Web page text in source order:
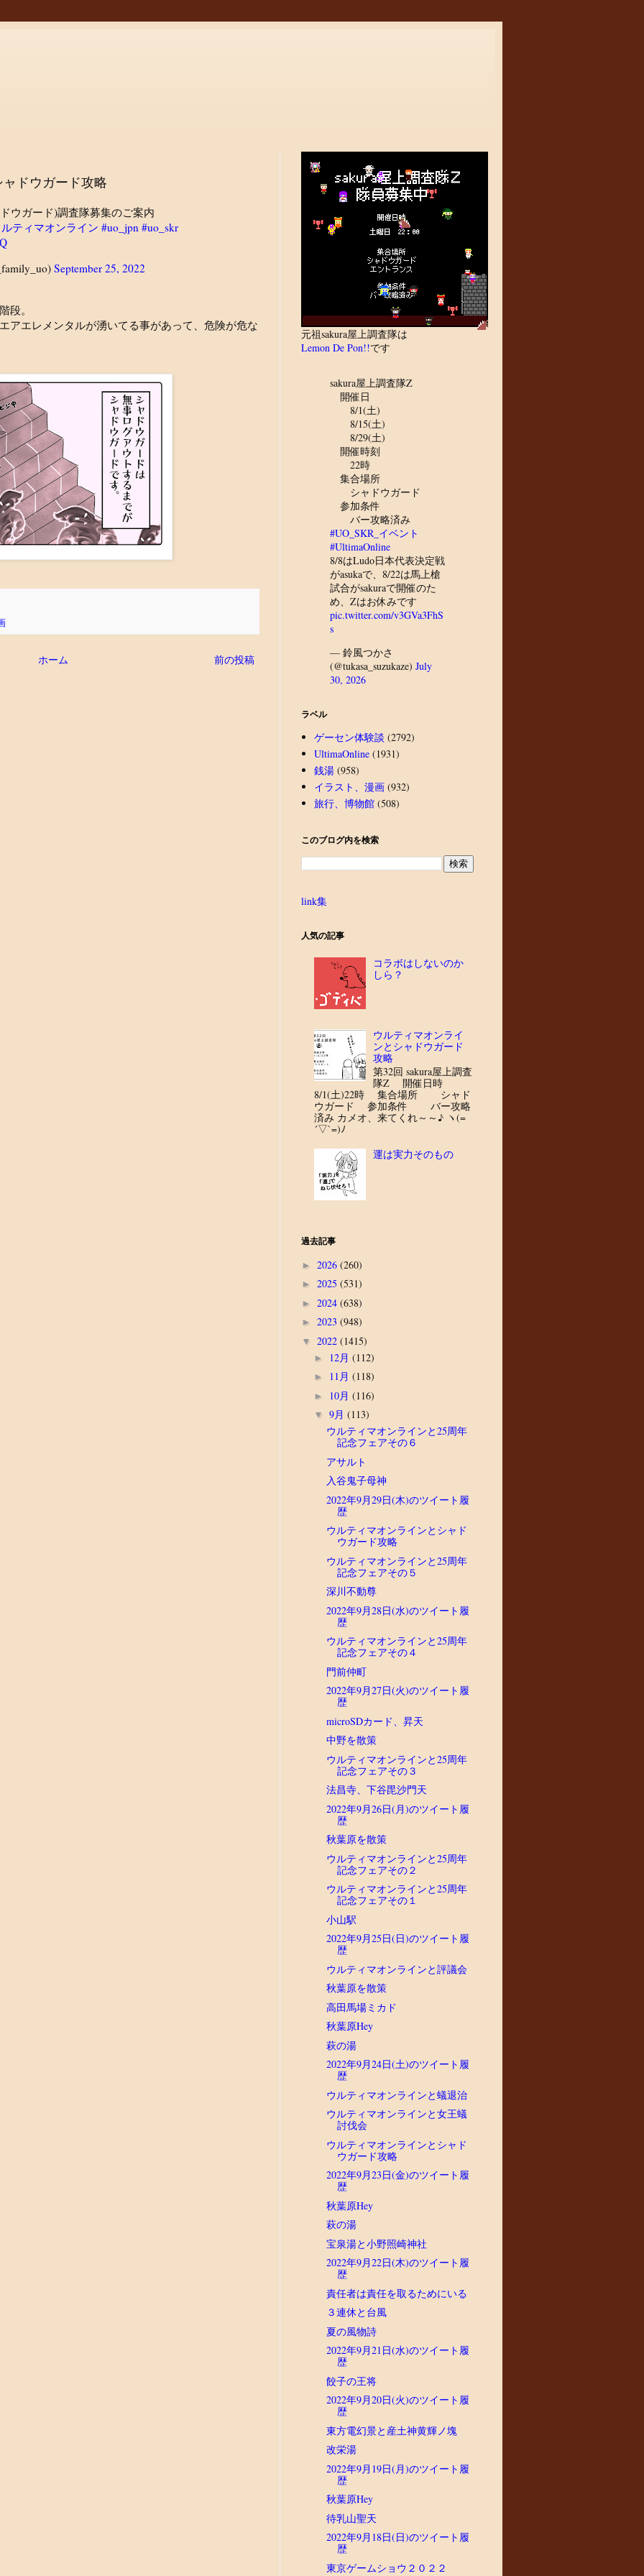
ドウガード攻略
ウガード)調査隊募集のご案内
ティマオンライン #uo_jpn #uo_skr
September 25, 2022
段。
アエレメンタルが湧いてる事があって、危険が危な
前の投稿
ホーム
元祖sakura屋上調査隊は
Lemon De Pon!!です
sakura屋上調査隊Z
開催日
8/1(土)
8/15(土)
8/29(土)
開催時刻
22時
集合場所
シャドウガード
参加条件
バー攻略済み
#UO_SKR_イベント
#UltimaOnline
8/8はLudo日本代表決定戦
がasukaで、8/22は馬上槍
試合がsakuraで開催のた
め、Zはお休みです
pic.twitter.com/v3GVa3FhS
s
— 鈴風つかさ
(@tukasa_suzukaze) July
30, 2026
ラベル
ゲーセン体験談 (2792)
UltimaOnline (1931)
銭湯 (958)
イラスト、漫画 (932)
旅行、博物館 (508)
このブログ内を検索
link集
人気の記事
コラボはしないのか
しら？
ウルティマオンライ
ンとシャドウガード
攻略
第32回 sakura屋上調査
隊Z 開催日時
8/1(土)22時 集合場所 シャド
ウガード 参加条件 バー攻略
済み カメオ、来てくれ～～♪ ヽ(=
´▽`=)ﾉ
運は実力そのもの
過去記事
► 2026 (260)
► 2025 (531)
► 2024 (638)
► 2023 (948)
▼ 2022 (1415)
► 12月 (112)
► 11月 (118)
► 10月 (116)
▼ 9月 (113)
ウルティマオンラインと25周年
記念フェアその６
アサルト
入谷鬼子母神
2022年9月29日(木)のツイート履
歴
ウルティマオンラインとシャド
ウガード攻略
ウルティマオンラインと25周年
記念フェアその５
深川不動尊
2022年9月28日(水)のツイート履
歴
ウルティマオンラインと25周年
記念フェアその４
門前仲町
2022年9月27日(火)のツイート履
歴
microSDカード、昇天
中野を散策
ウルティマオンラインと25周年
記念フェアその３
法昌寺、下谷毘沙門天
2022年9月26日(月)のツイート履
歴
秋葉原を散策
ウルティマオンラインと25周年
記念フェアその２
ウルティマオンラインと25周年
記念フェアその１
小山駅
2022年9月25日(日)のツイート履
歴
ウルティマオンラインと評議会
秋葉原を散策
高田馬場ミカド
秋葉原Hey
萩の湯
2022年9月24日(土)のツイート履
歴
ウルティマオンラインと蟻退治
ウルティマオンラインと女王蟻
討伐会
ウルティマオンラインとシャド
ウガード攻略
2022年9月23日(金)のツイート履
歴
秋葉原Hey
萩の湯
宝泉湯と小野照崎神社
2022年9月22日(木)のツイート履
歴
責任者は責任を取るためにいる
３連休と台風
夏の風物詩
2022年9月21日(水)のツイート履
歴
餃子の王将
2022年9月20日(火)のツイート履
歴
東方電幻景と産土神黄輝ノ塊
改栄湯
2022年9月19日(月)のツイート履
歴
秋葉原Hey
待乳山聖天
2022年9月18日(日)のツイート履
歴
東京ゲームショウ２０２２